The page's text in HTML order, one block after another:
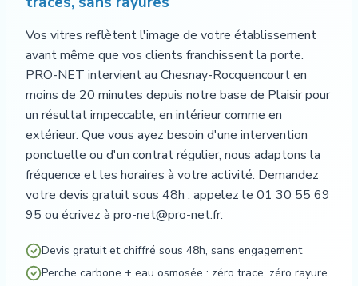
Vos vitres reflètent l'image de votre établissement
avant même que vos clients franchissent la porte.
PRO-NET intervient au Chesnay-Rocquencourt en
moins de 20 minutes depuis notre base de Plaisir pour
un résultat impeccable, en intérieur comme en
extérieur. Que vous ayez besoin d'une intervention
ponctuelle ou d'un contrat régulier, nous adaptons la
fréquence et les horaires à votre activité. Demandez
votre devis gratuit sous 48h : appelez le 01 30 55 69
95 ou écrivez à pro-net@pro-net.fr.
Devis gratuit et chiffré sous 48h, sans engagement
Perche carbone + eau osmosée : zéro trace, zéro rayure